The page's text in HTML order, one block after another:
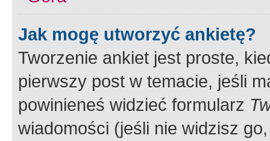
Jak mogę utworzyć ankietę?
Tworzenie ankiet jest proste,
pierwszy post w temacie, jeśli
powinieneś widzieć formularz
wiadomości (jeśli nie widzisz